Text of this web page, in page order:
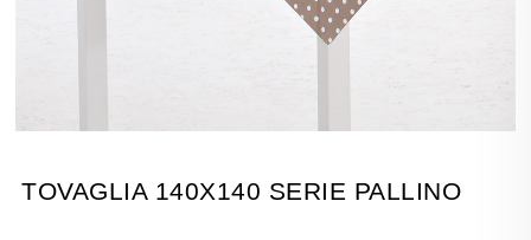
TOVAGLIA 140X140 SERIE PALLINO